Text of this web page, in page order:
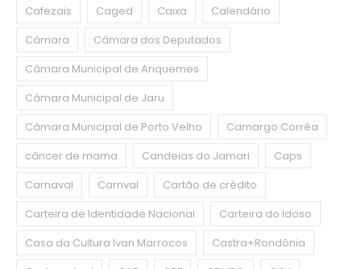
Cafezais
Caged Caixa
Calendário
Câmara
Câmara dos Deputados
Câmara Municipal de Ariquemes
Câmara Municipal de Jaru
Câmara Municipal de Porto Velho
Camargo Corrêa
câncer de mama
Candeias do Jamari
Caps
Carnaval
Carnval
Cartão de crédito
Carteira de Identidade Nacional
Carteira do Idoso
Casa da Cultura Ivan Marrocos
Castra+Rondônia